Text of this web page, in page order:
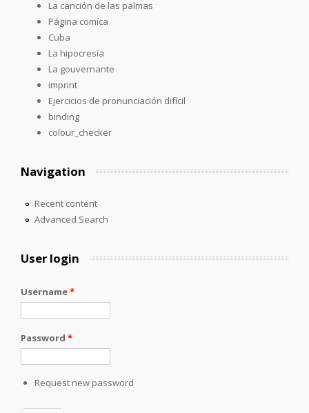
La canción de las palmas
Página comíca
Cuba
La hipocresía
La gouvernante
imprint
Ejercicios de pronunciación difícil
binding
colour_checker
Navigation
Recent content
Advanced Search
User login
Username*
Password *
Request new password